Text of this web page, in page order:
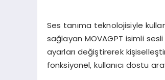
Ses tanıma teknolojisiyle
sağlayan MOVAGPT isimli
ayarları değiştirerek
fonksiyonel, kullanıcı dostu